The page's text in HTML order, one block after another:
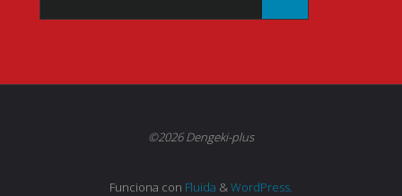
©2026 Dengeki-plus
Funciona con Fluida &WordPress.